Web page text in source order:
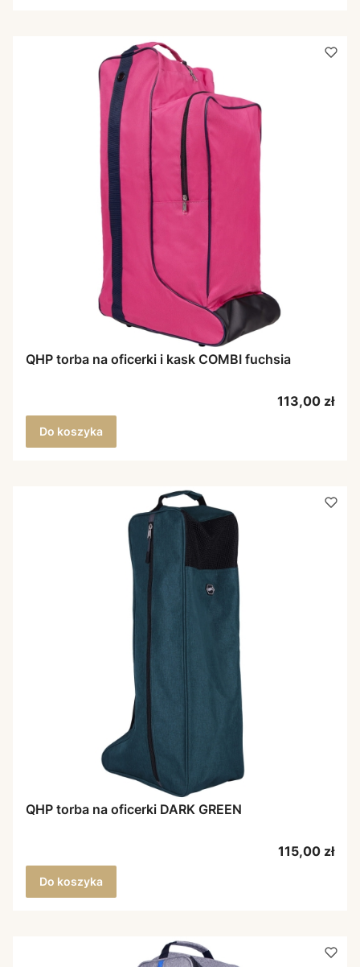
QHP torba na oficerki i kask COMBI fuchsia
Cena
113,00 zł
Do koszyka
QHP torba na oficerki DARK GREEN
Cena
115,00 zł
Do koszyka